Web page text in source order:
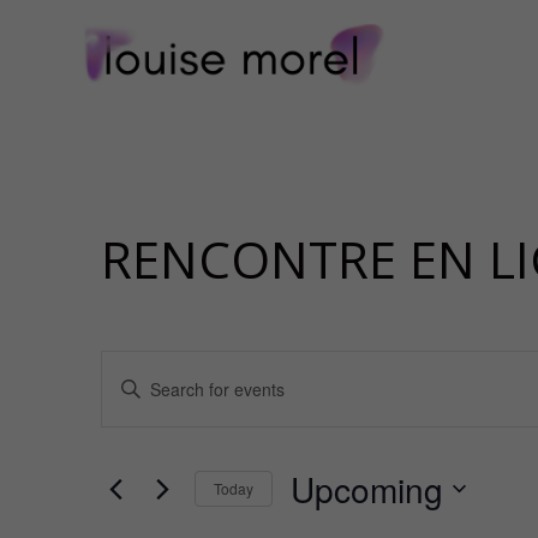
RENCONTRE EN
SEARCH
AND
Enter
Keyword.
Events
Today Upcoming